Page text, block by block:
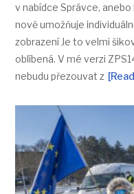
v nabídce Správce,
nově umožňuje
zobrazení Je to velmi
oblíbená. V mé verzi
nebudu přezouvat z